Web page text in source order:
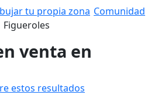
tu propia zona Comunidad
Figueroles
venta en
estos resultados